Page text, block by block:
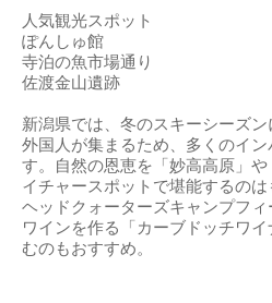
人気観光スポット
ぽんしゅ館
寺泊の魚市場通り
佐渡金山遺跡
新潟県では、冬のスキーシーズ
外国人が集まるため、多くのイ
す。自然の恩恵を「妙高高原」
イチャースポットで堪能するの
ヘッドクォーターズキャンプフ
ワインを作る「カーブドッチワ
むのもおすすめ。